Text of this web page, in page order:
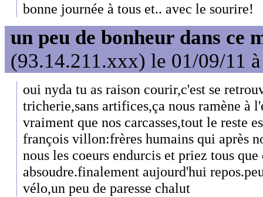
bonne journée à tous et.. avec le sourire!
un peu de bonheur dans ce
(93.14.211.xxx) le 01/09/11
oui nyda tu as raison courir,c'est se
tricherie,sans artifices,ça nous ramène à
vraiment que nos carcasses,tout le reste
françois villon:frères humains qui après
nous les coeurs endurcis et priez tous
absoudre.finalement aujourd'hui
vélo,un peu de paresse chalut